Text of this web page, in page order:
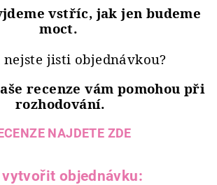
vstříc, jak jen budeme
moct.
nejste jisti objednávkou?
recenze vám pomohou při
rozhodování.
NAJDETE ZDE
objednávku: